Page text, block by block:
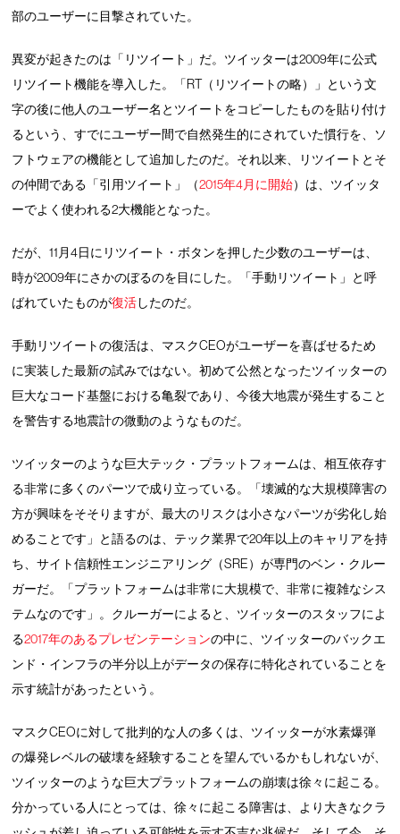
部のユーザーに目撃されていた。
異変が起きたのは「リツイート」だ。ツイッターは2009年に公式
リツイート機能を導入した。「RT（リツイートの略）」という文
字の後に他人のユーザー名とツイートをコピーしたものを貼り付け
るという、すでにユーザー間で自然発生的にされていた慣行を、ソ
フトウェアの機能として追加したのだ。それ以来、リツイートとそ
の仲間である「引用ツイート」（2015年4月に開始）は、ツイッタ
ーでよく使われる2大機能となった。
だが、11月4日にリツイート・ボタンを押した少数のユーザーは、
時が2009年にさかのぼるのを目にした。「手動リツイート」と呼
ばれていたものが復活したのだ。
手動リツイートの復活は、マスクCEOがユーザーを喜ばせるため
に実装した最新の試みではない。初めて公然となったツイッターの
巨大なコード基盤における亀裂であり、今後大地震が発生すること
を警告する地震計の微動のようなものだ。
ツイッターのような巨大テック・プラットフォームは、相互依存す
る非常に多くのパーツで成り立っている。「壊滅的な大規模障害の
方が興味をそそりますが、最大のリスクは小さなパーツが劣化し始
めることです」と語るのは、テック業界で20年以上のキャリアを持
ち、サイト信頼性エンジニアリング（SRE）が専門のベン・クルー
ガーだ。「プラットフォームは非常に大規模で、非常に複雑なシス
テムなのです」。クルーガーによると、ツイッターのスタッフによ
る2017年のあるプレゼンテーションの中に、ツイッターのバックエ
ンド・インフラの半分以上がデータの保存に特化されていることを
示す統計があったという。
マスクCEOに対して批判的な人の多くは、ツイッターが水素爆弾
の爆発レベルの破壊を経験することを望んでいるかもしれないが、
ツイッターのような巨大プラットフォームの崩壊は徐々に起こる。
分かっている人にとっては、徐々に起こる障害は、より大きなクラ